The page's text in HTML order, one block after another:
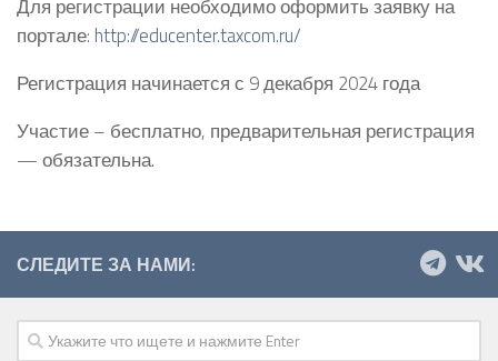
Для регистрации необходимо оформить заявку на
портале: http://educenter.taxcom.ru/
Регистрация начинается с 9 декабря 2024 года
Участие – бесплатно, предварительная регистрация
— обязательна.
СЛЕДИТЕ ЗА НАМИ: